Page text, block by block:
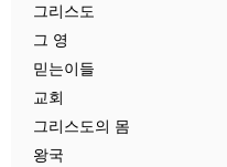
그리스도
그 영
믿는이들
교회
그리스도의 몸
왕국